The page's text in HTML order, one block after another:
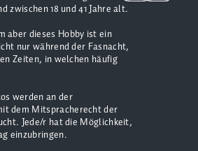
zwischen 18 und 41 Jahre alt.
aber dieses Hobby ist ein
nur während der Fasnacht,
Zeiten, in welchen häufig
werden an der
dem Mitspracherecht der
Jede/r hat die Möglichkeit,
einzubringen.